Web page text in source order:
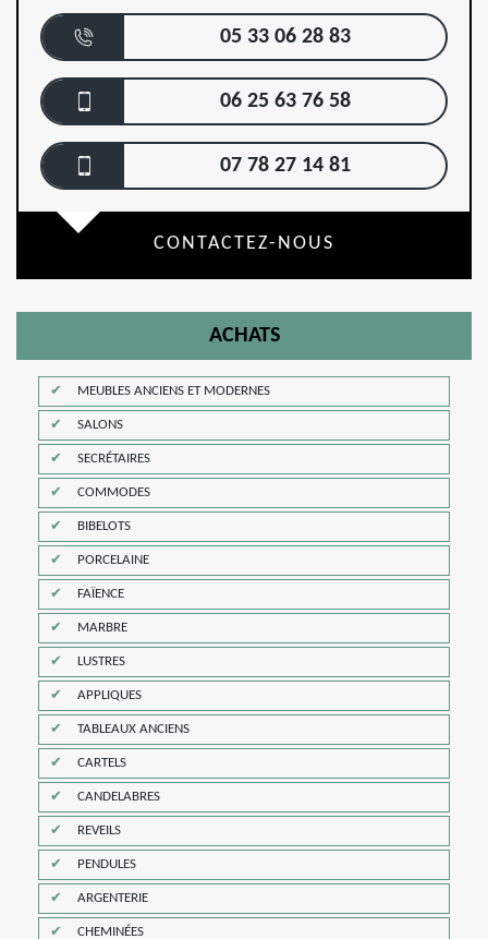
05 33 06 28 83
06 25 63 76 58
07 78 27 14 81
CONTACTEZ-NOUS
ACHATS
MEUBLES ANCIENS ET MODERNES
SALONS
SECRÉTAIRES
COMMODES
BIBELOTS
PORCELAINE
FAÏENCE
MARBRE
LUSTRES
APPLIQUES
TABLEAUX ANCIENS
CARTELS
CANDELABRES
REVEILS
PENDULES
ARGENTERIE
CHEMINÉES